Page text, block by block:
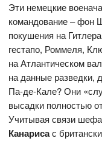
Эти немецкие
командование – фон
покушения на
гестапо, Роммеля,
на Атлантическом
на данные разведки,
Па-де-Кале? Они
высадки полностью
Учитывая связи
Канарисас